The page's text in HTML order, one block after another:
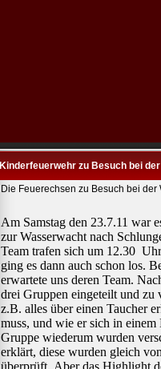
Kinderfeuerwehr zu Besuch bei
Die Feuerechsen zu Besuch bei der
Am Samstag den 23.7.11 war
zur Wasserwacht nach
Team trafen sich um 12.30
ging es dann auch schon los.
erwartete uns deren Team.
drei Gruppen eingeteilt und zu
z.B. alles über einen Taucher
muss, und wie er sich in
Gruppe wiederum wurden
erklärt, diese wurden gleich
überprüft. Aber das Highlight